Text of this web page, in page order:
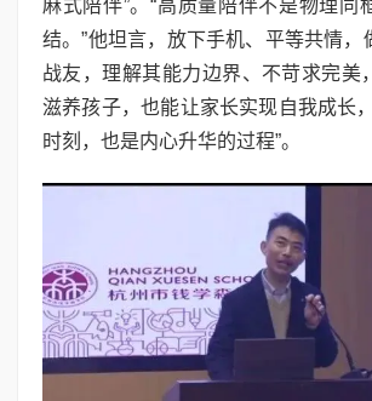
麻式陪伴”。“高质量陪伴不是物理同
结。”他坦言，放下手机、平等共情，
战友，理解其能力边界、不苛求完美
滋养孩子，也能让家长实现自我成长
时刻，也是内心升华的过程”。